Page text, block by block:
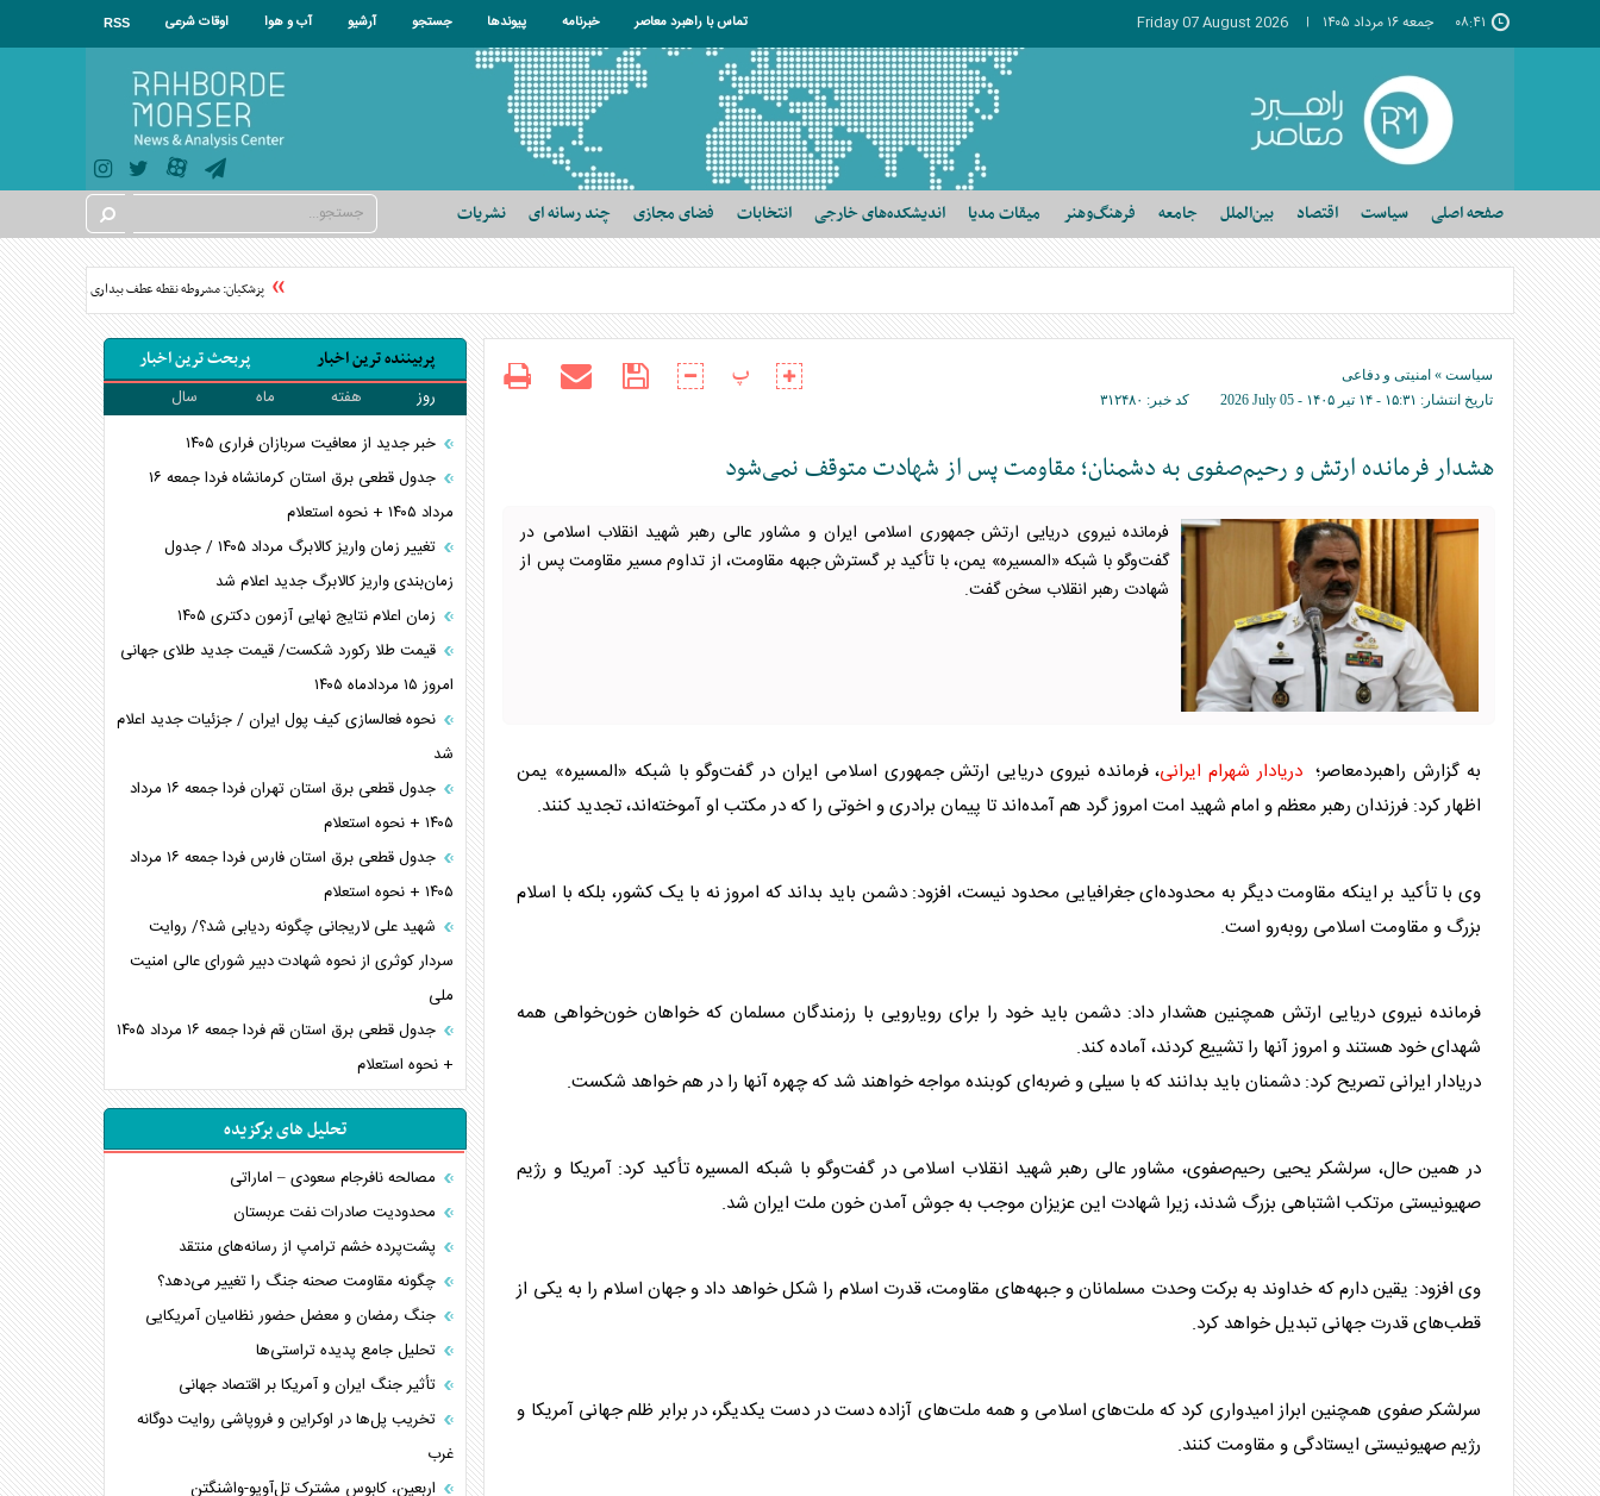
۰۸:۴۱ جمعه ۱۶ مرداد ۱۴۰۵ Friday 07 August 2026 تماس با راهبرد معاصر خبرنامه پیوندها جستجو آرشیو آب و هوا اوقات شرعی RSS
صفحه اصلی سیاست اقتصاد بین‌الملل جامعه فرهنگ‌وهنر میقات مدیا اندیشکده‌های خارجی انتخابات فضای مجازی چند رسانه ای نشریات
پزشکیان: مشروطه نقطه عطف بیداری و آزادی‌خواهی ملت
سیاست » امنیتی و دفاعی
تاریخ انتشار: ۱۵:۳۱ - ۱۴ تير ۱۴۰۵ - 2026 July 05 کد خبر: ۳۱۲۴۸۰
پ
هشدار فرمانده ارتش و رحیم‌صفوی به دشمنان؛ مقاومت پس از شهادت متوقف نمی‌شود
فرمانده نیروی دریایی ارتش جمهوری اسلامی ایران و مشاور عالی رهبر شهید انقلاب اسلامی در
گفت‌وگو با شبکه «المسیره» یمن، با تأکید بر گسترش جبهه مقاومت، از تداوم مسیر مقاومت پس از
شهادت رهبر انقلاب سخن گفت.
به گزارش راهبردمعاصر؛دریادار شهرام ایرانی، فرمانده نیروی دریایی ارتش جمهوری اسلامی ایران در گفت‌وگو با شبکه «المسیره» یمن
اظهار کرد: فرزندان رهبر معظم و امام شهید امت امروز گرد هم آمده‌اند تا پیمان برادری و اخوتی را که در مکتب او آموخته‌اند، تجدید کنند.
وی با تأکید بر اینکه مقاومت دیگر به محدوده‌ای جغرافیایی محدود نیست، افزود: دشمن باید بداند که امروز نه با یک کشور، بلکه با اسلام
بزرگ و مقاومت اسلامی روبه‌رو است.
فرمانده نیروی دریایی ارتش همچنین هشدار داد: دشمن باید خود را برای رویارویی با رزمندگان مسلمان که خواهان خون‌خواهی همه
شهدای خود هستند و امروز آنها را تشییع کردند، آماده کند.
دریادار ایرانی تصریح کرد: دشمنان باید بدانند که با سیلی و ضربه‌ای کوبنده مواجه خواهند شد که چهره آنها را در هم خواهد شکست.
در همین حال، سرلشکر یحیی رحیم‌صفوی، مشاور عالی رهبر شهید انقلاب اسلامی در گفت‌وگو با شبکه المسیره تأکید کرد: آمریکا و رژیم
صهیونیستی مرتکب اشتباهی بزرگ شدند، زیرا شهادت این عزیزان موجب به جوش آمدن خون ملت ایران شد.
وی افزود: یقین دارم که خداوند به برکت وحدت مسلمانان و جبهه‌های مقاومت، قدرت اسلام را شکل خواهد داد و جهان اسلام را به یکی از
قطب‌های قدرت جهانی تبدیل خواهد کرد.
سرلشکر صفوی همچنین ابراز امیدواری کرد که ملت‌های اسلامی و همه ملت‌های آزاده دست در دست یکدیگر، در برابر ظلم جهانی آمریکا و
رژیم صهیونیستی ایستادگی و مقاومت کنند.
پربیننده ترین اخبار پربحث ترین اخبار
روز هفته ماه
سال
خبر جدید از معافیت سربازان فراری ۱۴۰۵
جدول قطعی برق استان کرمانشاه فردا جمعه ۱۶
مرداد ۱۴۰۵ + نحوه استعلام
تغییر زمان واریز کالابرگ مرداد ۱۴۰۵ / جدول
زمان‌بندی واریز کالابرگ جدید اعلام شد
زمان اعلام نتایج نهایی آزمون دکتری ۱۴۰۵
قیمت طلا رکورد شکست/ قیمت جدید طلای جهانی
امروز ۱۵ مردادماه ۱۴۰۵
نحوه فعالسازی کیف پول ایران / جزئیات جدید اعلام
شد
جدول قطعی برق استان تهران فردا جمعه ۱۶ مرداد
۱۴۰۵ + نحوه استعلام
جدول قطعی برق استان فارس فردا جمعه ۱۶ مرداد
۱۴۰۵ + نحوه استعلام
شهید علی لاریجانی چگونه ردیابی شد؟/ روایت
سردار کوثری از نحوه شهادت دبیر شورای عالی امنیت
ملی
جدول قطعی برق استان قم فردا جمعه ۱۶ مرداد ۱۴۰۵
+ نحوه استعلام
تحلیل های برگزیده
مصالحه نافرجام سعودی – اماراتی
محدودیت صادرات نفت عربستان
پشت‌پرده خشم ترامپ از رسانه‌های منتقد
چگونه مقاومت صحنه جنگ را تغییر می‌دهد؟
جنگ رمضان و معضل حضور نظامیان آمریکایی
تحلیل جامع پدیده تراستی‌ها
تأثیر جنگ ایران و آمریکا بر اقتصاد جهانی
تخریب پل‌ها در اوکراین و فروپاشی روایت دوگانه
غرب
اربعین، کابوس مشترک تل‌آویو-واشنگتن